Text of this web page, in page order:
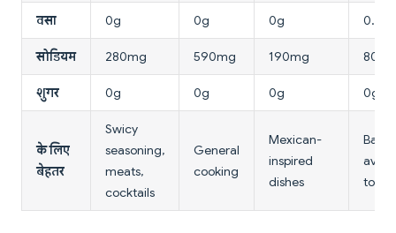
वसा 0g 0g 0g 0.5g
सोडियम 280mg 590mg 190mg
शुगर 0g 0g 0g 0g
के लिए
बेहतर
Swicy
seasoning,
meats,
cocktails
General
cooking
Mexican-
inspired
dishes
toast